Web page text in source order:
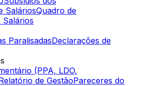
SaláriosQuadro de
Salários
ParalisadasDeclarações de
(PPA, LDO,
de GestãoPareceres do